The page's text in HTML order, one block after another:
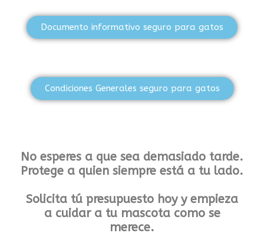
Documento informativo seguro para gatos
Condiciones Generales seguro para gatos
No esperes a que sea demasiado tarde.
Protege a quien siempre está a tu lado.
Solicita tú presupuesto hoy y empieza
a cuidar a tu mascota como se
merece.